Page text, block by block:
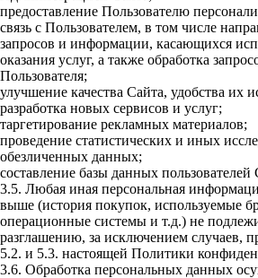
предоставление Пользователю
связь с Пользователем, в том числе
запросов и информации, касающихся
оказания услуг, а также обработка
Пользователя;
улучшение качества Сайта, удобства их
разработка новых сервисов и услуг;
таргетирование рекламных материалов;
проведение статистических и иных
обезличенных данных;
составление базы данных пользователей
3.5. Любая иная персональная
выше (история покупок, используемые
операционные системы и т.д.) не
разглашению, за исключением случаев,
5.2. и 5.3. настоящей Политики
3.6. Обработка персональных данных